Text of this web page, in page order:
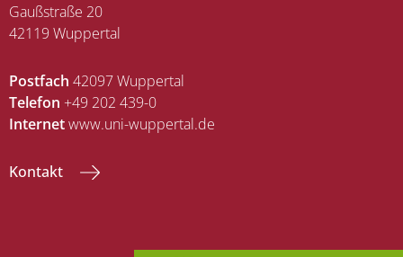
Gaußstraße 20
42119 Wuppertal
Postfach 42097 Wuppertal
Telefon +49 202 439-0
Internetwww.uni-wuppertal.de
Kontakt